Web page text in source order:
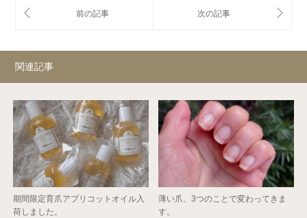
関連記事
期間限定育爪アプリコットオイル入
荷しました。
薄い爪、3つのことで変わってきま
す。